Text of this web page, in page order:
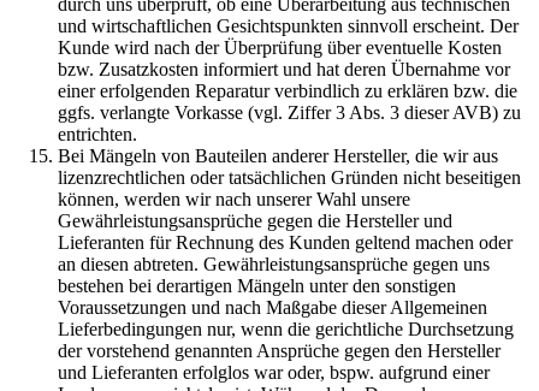
und wirtschaftlichen Gesichtspunkten sinnvoll erscheint. Der
Kunde wird nach der Überprüfung über eventuelle Kosten
bzw. Zusatzkosten informiert und hat deren Übernahme vor
einer erfolgenden Reparatur verbindlich zu erklären bzw. die
ggfs. verlangte Vorkasse (vgl. Ziffer 3 Abs. 3 dieser AVB) zu
entrichten.
Bei Mängeln von Bauteilen anderer Hersteller, die wir aus
lizenzrechtlichen oder tatsächlichen Gründen nicht beseitigen
können, werden wir nach unserer Wahl unsere
Gewährleistungsansprüche gegen die Hersteller und
Lieferanten für Rechnung des Kunden geltend machen oder
an diesen abtreten. Gewährleistungsansprüche gegen uns
bestehen bei derartigen Mängeln unter den sonstigen
Voraussetzungen und nach Maßgabe dieser Allgemeinen
Lieferbedingungen nur, wenn die gerichtliche Durchsetzung
der vorstehend genannten Ansprüche gegen den Hersteller
und Lieferanten erfolglos war oder, bspw. aufgrund einer